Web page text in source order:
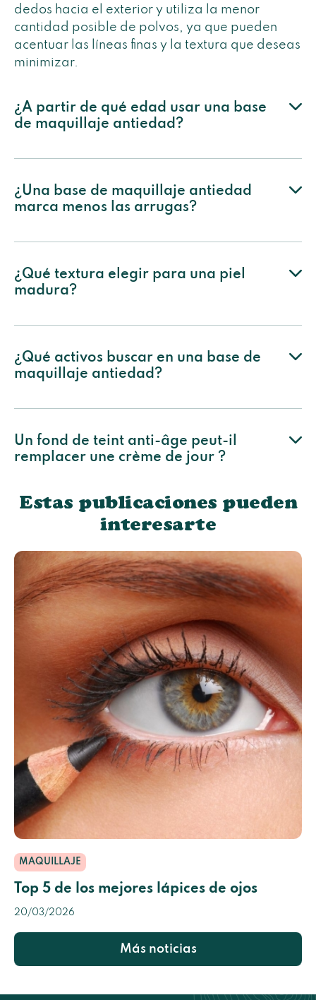
dedos hacia el exterior y utiliza la menor
cantidad posible de polvos, ya que pueden
acentuar las líneas finas y la textura que deseas
minimizar.
¿A partir de qué edad usar una base
de maquillaje antiedad?
¿Una base de maquillaje antiedad
marca menos las arrugas?
¿Qué textura elegir para una piel
madura?
¿Qué activos buscar en una base de
maquillaje antiedad?
Un fond de teint anti-âge peut-il
remplacer une crème de jour ?
Estas publicaciones pueden
interesarte
MAQUILLAJE
Top 5 de los mejores lápices de ojos
20/03/2026
Más noticias